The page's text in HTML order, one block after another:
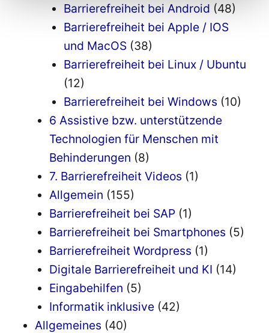
Barrierefreiheit bei Android (48)
Barrierefreiheit bei Apple / IOS
und MacOS (38)
Barrierefreiheit bei Linux / Ubuntu
(12)
Barrierefreiheit bei Windows (10)
6 Assistive bzw. unterstützende
Technologien für Menschen mit
Behinderungen (8)
7. Barrierefreiheit Videos (1)
Allgemein (155)
Barrierefreiheit bei SAP (1)
Barrierefreiheit bei Smartphones (5)
Barrierefreiheit Wordpress (1)
Digitale Barrierefreiheit und KI (14)
Eingabehilfen (5)
Informatik inklusive (42)
Allgemeines (40)